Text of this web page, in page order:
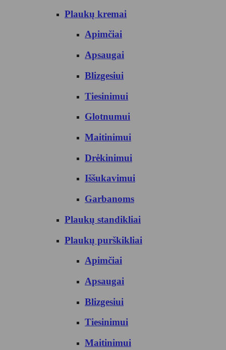
Plaukų kremai
Apimčiai
Apsaugai
Blizgesiui
Tiesinimui
Glotnumui
Maitinimui
Drėkinimui
Iššukavimui
Garbanoms
Plaukų standikliai
Plaukų purškikliai
Apimčiai
Apsaugai
Blizgesiui
Tiesinimui
Maitinimui